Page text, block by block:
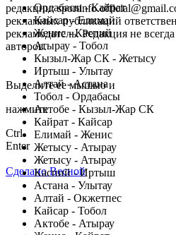
Ордабасы - Кайрат
Кайсар - Елимай
Женис - Каспий
Атырау - Тобол
Кызыл-Жар СК - Жетысу
Иртыш - Улытау
Алтай - Астана
Тобол - Ордабасы
Актобе - Кызыл-Жар СК
Кайрат - Кайсар
Елимай - Женис
Жетысу - Атырау
Жетысу - Атырау
Каспий - Иртыш
Астана - Улытау
Алтай - Окжетпес
Кайсар - Тобол
Актобе - Атырау
редакции:
рекламных публикаций
рекламодатель. Редакция не
авторов.
Заметили ошибку в тексте?
Выделите ее мышью и
нажмите
Ctrl
Enter
Сделано Весной